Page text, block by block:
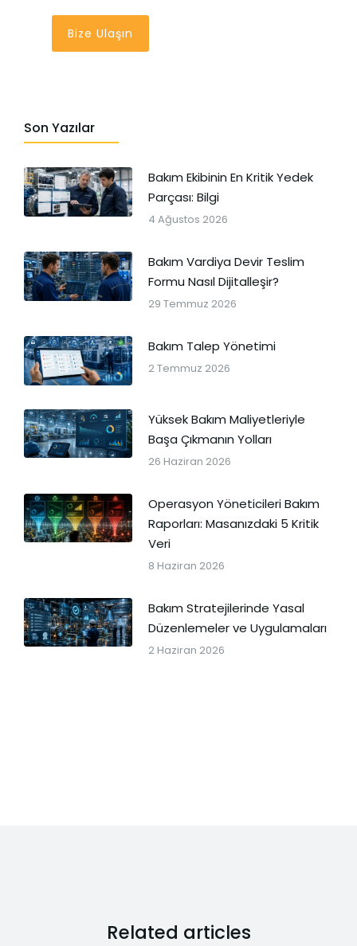
Bize Ulaşın
Son Yazılar
Bakım Ekibinin En Kritik Yedek
Parçası: Bilgi
4 Ağustos 2026
Bakım Vardiya Devir Teslim
Formu Nasıl Dijitalleşir?
29 Temmuz 2026
Bakım Talep Yönetimi
2 Temmuz 2026
Yüksek Bakım Maliyetleriyle
Başa Çıkmanın Yolları
26 Haziran 2026
Operasyon Yöneticileri Bakım
Raporları: Masanızdaki 5 Kritik
Veri
8 Haziran 2026
Bakım Stratejilerinde Yasal
Düzenlemeler ve Uygulamaları
2 Haziran 2026
Related articles